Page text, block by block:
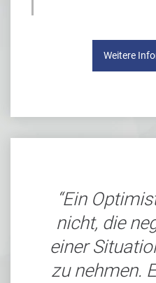
Weitere
Ein
nicht, die
einer
zu nehmen.